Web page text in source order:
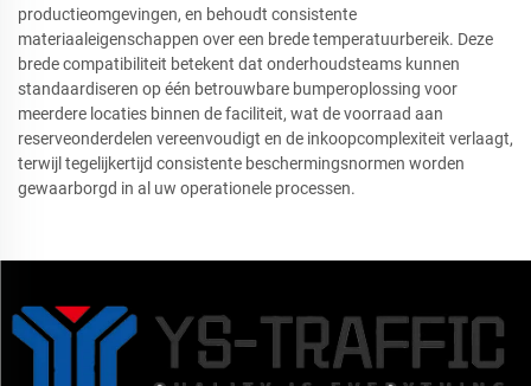
productieomgevingen, en behoudt consistente
materiaaleigenschappen over een brede temperatuurbereik. Deze
brede compatibiliteit betekent dat onderhoudsteams kunnen
standaardiseren op één betrouwbare bumperoplossing voor
meerdere locaties binnen de faciliteit, wat de voorraad aan
reserveonderdelen vereenvoudigt en de inkoopcomplexiteit verlaagt,
terwijl tegelijkertijd consistente beschermingsnormen worden
gewaarborgd in al uw operationele processen.